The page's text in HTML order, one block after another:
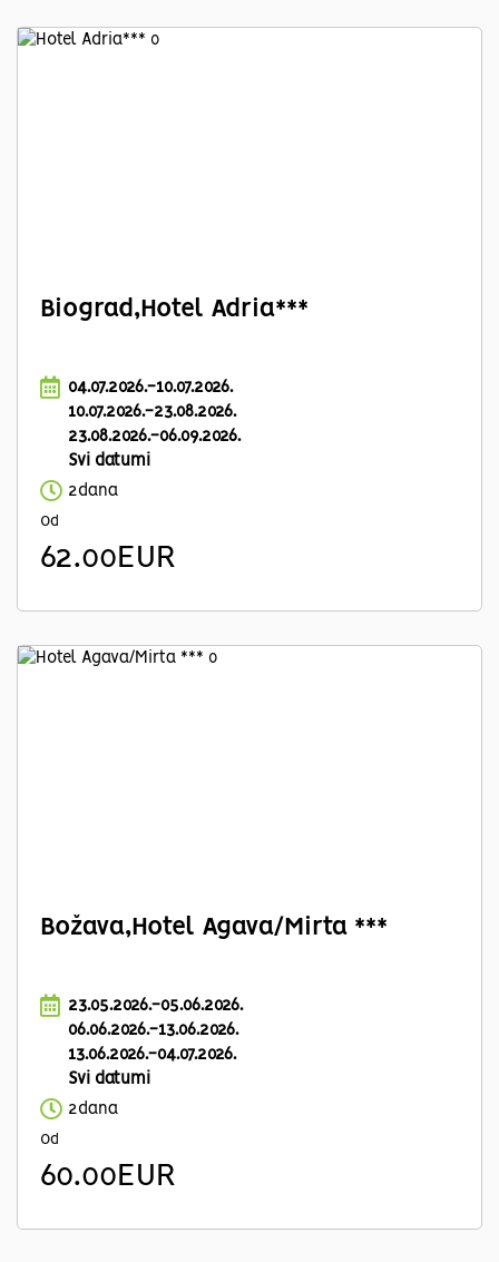
Biograd,Hotel Adria***
04.07.2026.-10.07.2026.
10.07.2026.-23.08.2026.
23.08.2026.-06.09.2026.
Svi datumi
2dana
Od
62.00EUR
Božava,Hotel Agava/Mirta ***
23.05.2026.-05.06.2026.
06.06.2026.-13.06.2026.
13.06.2026.-04.07.2026.
Svi datumi
2dana
Od
60.00EUR